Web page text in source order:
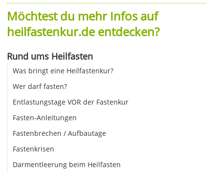
Möchtest du mehr Infos auf
heilfastenkur.de entdecken?
Rund ums Heilfasten
Was bringt eine Heilfastenkur?
Wer darf fasten?
Entlastungstage VOR der Fastenkur
Fasten-Anleitungen
Fastenbrechen / Aufbautage
Fastenkrisen
Darmentleerung beim Heilfasten